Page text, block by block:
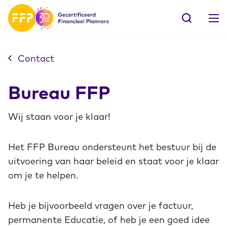
Contact
Bureau FFP
Wij staan voor je klaar!
Het FFP Bureau ondersteunt het bestuur bij de
uitvoering van haar beleid en staat voor je klaar
om je te helpen.
Heb je bijvoorbeeld vragen over je factuur,
permanente Educatie, of heb je een goed idee